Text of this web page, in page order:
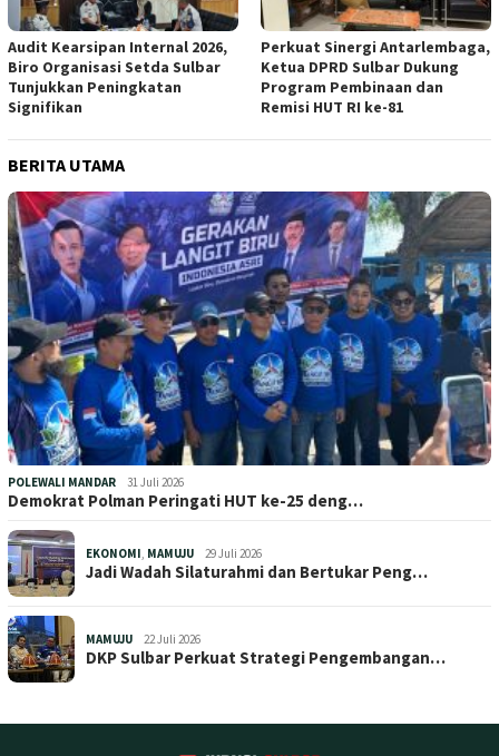
Audit Kearsipan Internal 2026,
Biro Organisasi Setda Sulbar
Tunjukkan Peningkatan
Signifikan
Perkuat Sinergi Antarlembaga,
Ketua DPRD Sulbar Dukung
Program Pembinaan dan
Remisi HUT RI ke-81
BERITA UTAMA
POLEWALI MANDAR 31 Juli 2026
Demokrat Polman Peringati HUT ke-25 deng…
EKONOMI MAMUJU 29 Juli 2026
Jadi Wadah Silaturahmi dan Bertukar Peng…
MAMUJU 22 Juli 2026
DKP Sulbar Perkuat Strategi Pengembangan…